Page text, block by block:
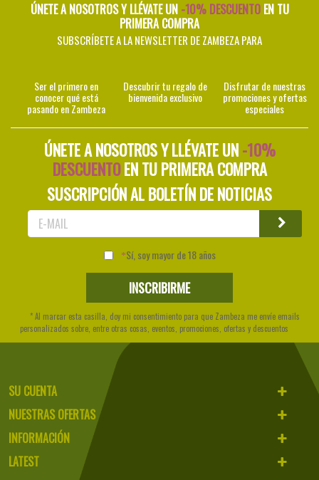
ÚNETE A NOSOTROS Y LLÉVATE UN -10% DESCUENTOEN TU
PRIMERA COMPRA
SUBSCRÍBETE A LA NEWSLETTER DE ZAMBEZA PARA
Ser el primero en
conocer qué está
pasando en Zambeza
Descubrir tu regalo de
bienvenida exclusivo
Disfrutar de nuestras
promociones y ofertas
especiales
ÚNETE A NOSOTROS Y LLÉVATE UN-10%
DESCUENTOEN TU PRIMERA COMPRA
SUSCRIPCIÓN AL BOLETÍN DE NOTICIAS
Sí, soy mayor de 18 años
* Al marcar esta casilla, doy mi consentimiento para que Zambeza me envíe emails
personalizados sobre, entre otras cosas, eventos, promociones, ofertas y descuentos
SU CUENTA
NUESTRAS OFERTAS
INFORMACIÓN
LATEST